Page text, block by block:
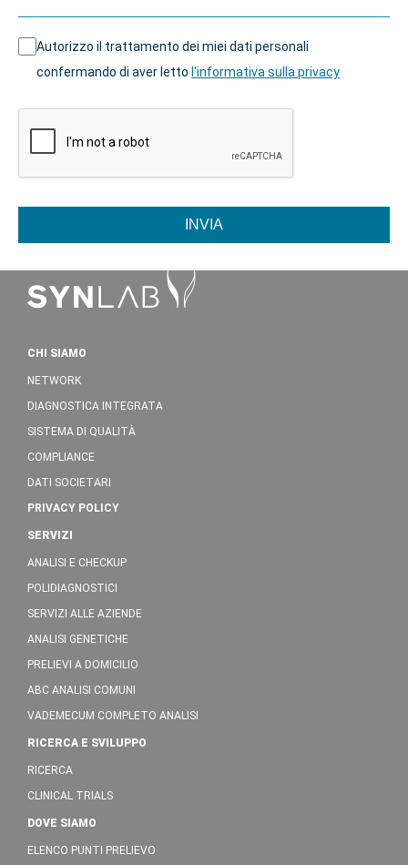
Autorizzo il trattamento dei miei dati personali
confermando di aver letto l'informativa sulla privacy
INVIA
CHI SIAMO
NETWORK
DIAGNOSTICA INTEGRATA
SISTEMA DI QUALITÀ
COMPLIANCE
DATI SOCIETARI
PRIVACY POLICY
SERVIZI
ANALISI E CHECKUP
POLIDIAGNOSTICI
SERVIZI ALLE AZIENDE
ANALISI GENETICHE
PRELIEVI A DOMICILIO
ABC ANALISI COMUNI
VADEMECUM COMPLETO ANALISI
RICERCA E SVILUPPO
RICERCA
CLINICAL TRIALS
DOVE SIAMO
ELENCO PUNTI PRELIEVO